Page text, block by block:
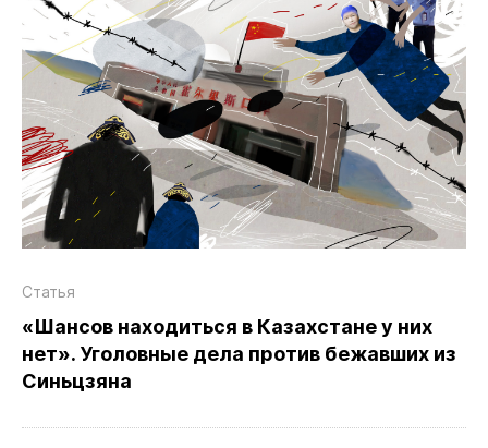
Статья
«Шансов находиться в Казахстане у них
нет». Уголовные дела против бежавших из
Синьцзяна